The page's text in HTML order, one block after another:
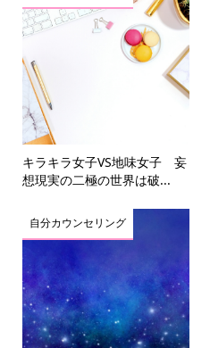
キラキラ女子VS地味女子 妄
想現実の二極の世界は破...
自分カウンセリング